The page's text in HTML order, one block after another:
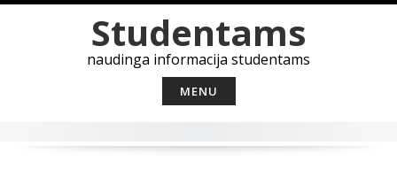
Studentams
naudinga informacija studentams
MENU